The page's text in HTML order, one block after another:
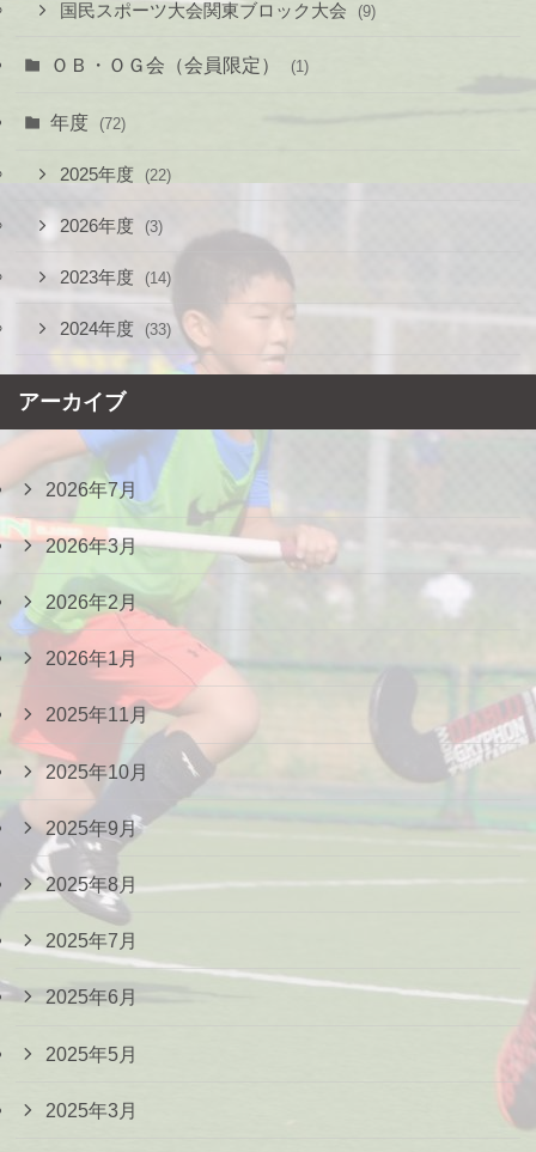
国民スポーツ大会関東ブロック大会 (9)
ＯＢ・ＯＧ会（会員限定） (1)
年度 (72)
2025年度 (22)
2026年度 (3)
2023年度 (14)
2024年度 (33)
アーカイブ
2026年7月
2026年3月
2026年2月
2026年1月
2025年11月
2025年10月
2025年9月
2025年8月
2025年7月
2025年6月
2025年5月
2025年3月